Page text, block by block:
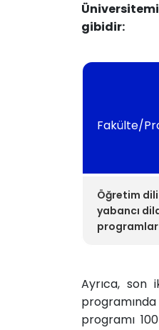
gibidir:
Fakülte/
Öğretim
yabancı
programlar
Ayrıca, son
programı